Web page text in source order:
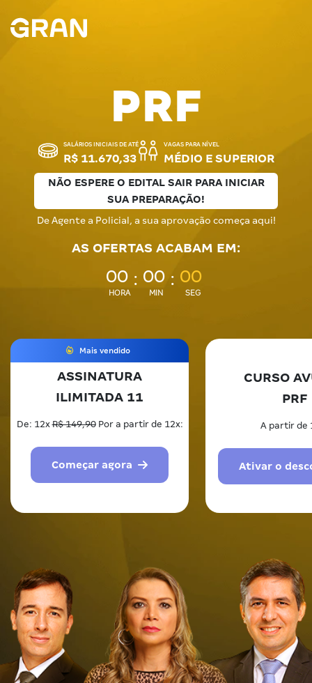
PRF
SALÁRIOS INICIAIS DE ATÉ
R$ 11.670,33
VAGAS PARA NÍVEL
MÉDIO E SUPERIOR
NÃO ESPERE O EDITAL SAIR PARA INICIAR
SUA PREPARAÇÃO!
De Agente a Policial, a sua aprovação começa aqui!
AS OFERTAS ACABAM EM:
00
HORA
: 00
MIN
: 00
SEG
Mais vendido
ASSINATURA
ILIMITADA 11
De: 12xR$ 149,90Por a partir de 12x:
Começar agora
CURSO
PRF
A partir de
Ativar o